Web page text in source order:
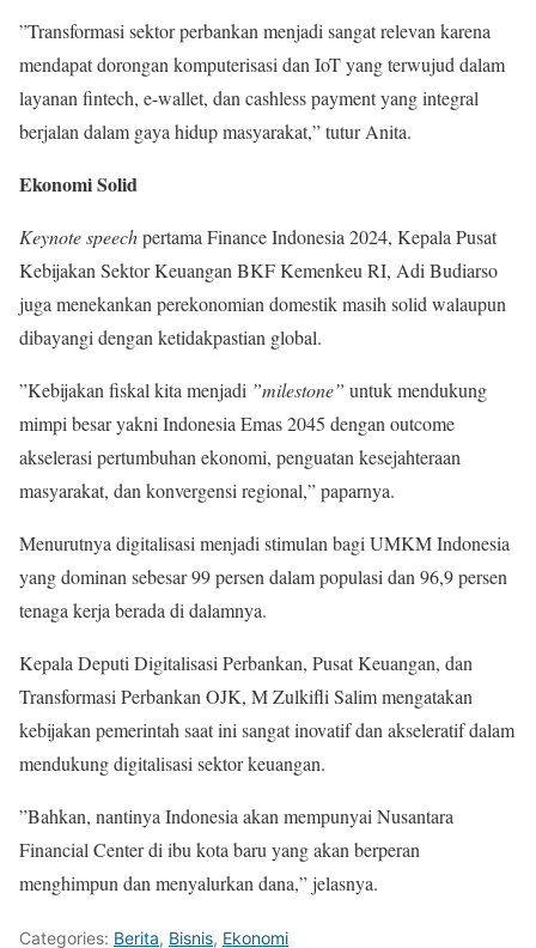
”Transformasi sektor perbankan menjadi sangat relevan karena
mendapat dorongan komputerisasi dan IoT yang terwujud dalam
layanan fintech, e-wallet, dan cashless payment yang integral
berjalan dalam gaya hidup masyarakat,” tutur Anita.
Ekonomi Solid
Keynote speechpertama Finance Indonesia 2024, Kepala Pusat
Kebijakan Sektor Keuangan BKF Kemenkeu RI, Adi Budiarso
juga menekankan perekonomian domestik masih solid walaupun
dibayangi dengan ketidakpastian global.
”Kebijakan fiskal kita menjadi ”milestone” untuk mendukung
mimpi besar yakni Indonesia Emas 2045 dengan outcome
akselerasi pertumbuhan ekonomi, penguatan kesejahteraan
masyarakat, dan konvergensi regional,” paparnya.
Menurutnya digitalisasi menjadi stimulan bagi UMKM Indonesia
yang dominan sebesar 99 persen dalam populasi dan 96,9 persen
tenaga kerja berada di dalamnya.
Kepala Deputi Digitalisasi Perbankan, Pusat Keuangan, dan
Transformasi Perbankan OJK, M Zulkifli Salim mengatakan
kebijakan pemerintah saat ini sangat inovatif dan akseleratif dalam
mendukung digitalisasi sektor keuangan.
”Bahkan, nantinya Indonesia akan mempunyai Nusantara
Financial Center di ibu kota baru yang akan berperan
menghimpun dan menyalurkan dana,” jelasnya.
Categories: Berita, Bisnis, Ekonomi